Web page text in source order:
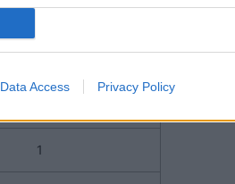
Data Access Privacy Policy
1